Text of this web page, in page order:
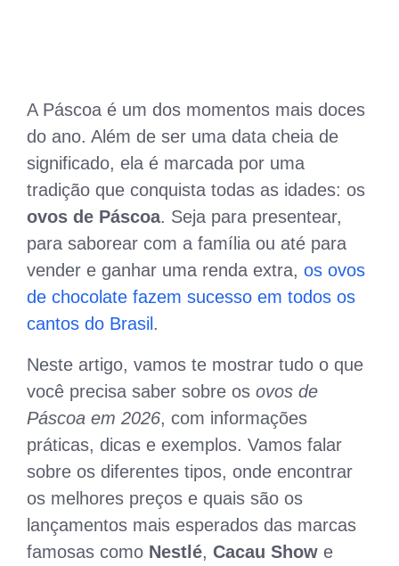
A Páscoa é um dos momentos mais doces
do ano. Além de ser uma data cheia de
significado, ela é marcada por uma
tradição que conquista todas as idades: os
ovos de Páscoa. Seja para presentear,
para saborear com a família ou até para
vender e ganhar uma renda extra, os ovos
de chocolate fazem sucesso em todos os
cantos do Brasil.
Neste artigo, vamos te mostrar tudo o que
você precisa saber sobre os ovos de
Páscoa em 2026, com informações
práticas, dicas e exemplos. Vamos falar
sobre os diferentes tipos, onde encontrar
os melhores preços e quais são os
lançamentos mais esperados das marcas
famosas como Nestlé, Cacau Show e